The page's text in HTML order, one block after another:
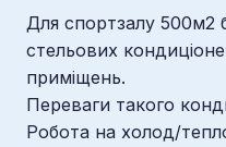
Для спортзалу 500м2
стельових
приміщень.
Переваги такого
Робота на холод/